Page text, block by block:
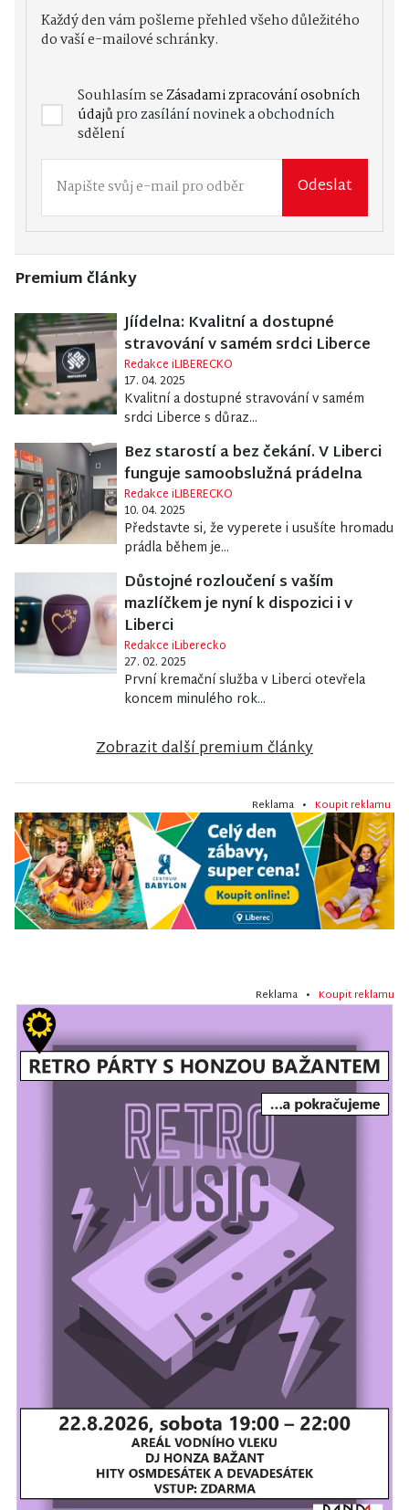
Každý den vám pošleme přehled všeho důležitého
do vaší e-mailové schránky.
Souhlasím seZásadami zpracování osobních
údajůpro zasílání novinek a obchodních
sdělení
Odeslat
Premium články
Jíídelna: Kvalitní a dostupné
stravování v samém srdci Liberce
Redakce iLIBERECKO
17. 04. 2025
Kvalitní a dostupné stravování v samém
srdci Liberce s důraz...
Bez starostí a bez čekání. V Liberci
funguje samoobslužná prádelna
Redakce iLIBERECKO
10. 04. 2025
Představte si, že vyperete i usušíte hromadu
prádla během je...
Důstojné rozloučení s vaším
mazlíčkem je nyní k dispozici i v
Liberci
Redakce iLiberecko
27. 02. 2025
První kremační služba v Liberci otevřela
koncem minulého rok...
Zobrazit další premium články
Reklama • Koupit reklamu
Reklama • Koupit reklamu